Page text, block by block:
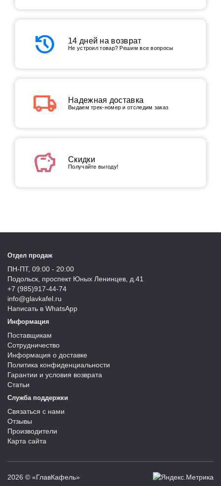
history 14 дней на возврат
Не устроил товар? Решим все вопросы
local_shipping Надежная доставка
Выдаем трек-номер и отследим заказ
savings Скидки
Получайте выгоду!
Отдел продаж
ПН-ПТ, 09:00 - 20:00
Подольск, проспект Юных Ленинцев, д.41
+7 (985)917-44-74
info@glavkafel.ru
Написать в WhatsApp
Информация
Поставщикам
Сотрудничество
Информация о доставке
Политика конфиденциальности
Гарантии и условия возврата
Статьи
Служба поддержки
Связаться с нами
Отзывы
Производители
Карта сайта
2026 © «ГлавКафель»